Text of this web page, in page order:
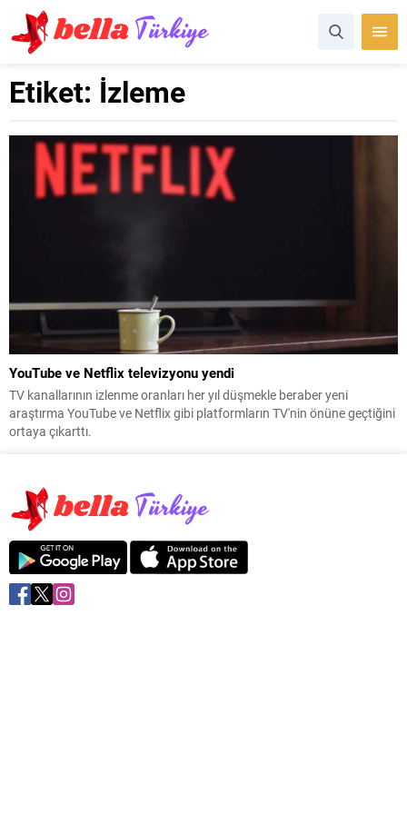
Etiket: İzleme
YouTube ve Netflix televizyonu yendi
TV kanallarının izlenme oranları her yıl düşmekle beraber yeni
araştırma YouTube ve Netflix gibi platformların TV'nin önüne geçtiğini
ortaya çıkarttı.